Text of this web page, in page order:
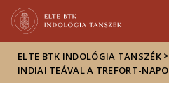
ELTE BTK INDOLÓGIA TANSZÉK >
INDIAI TEÁVAL A TREFORT-